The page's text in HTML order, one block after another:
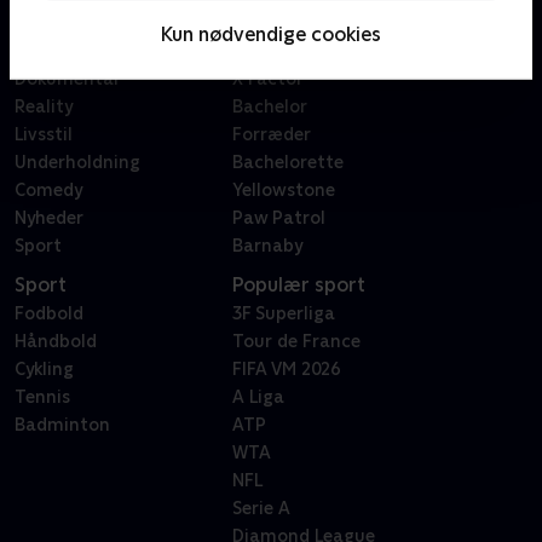
Kun nødvendige cookies
Dokumentar
Reality
Livsstil
Underholdning
Comedy
Nyheder
Sport
Badehotellet
Sygeplejeskolen
X Factor
Bachelor
Forræder
Bachelorette
Yellowstone
Paw Patrol
Barnaby
Sport
Fodbold
Håndbold
Cykling
Tennis
Badminton
Populær sport
3F Superliga
Tour de France
FIFA VM 2026
A Liga
ATP
WTA
NFL
Serie A
Diamond League